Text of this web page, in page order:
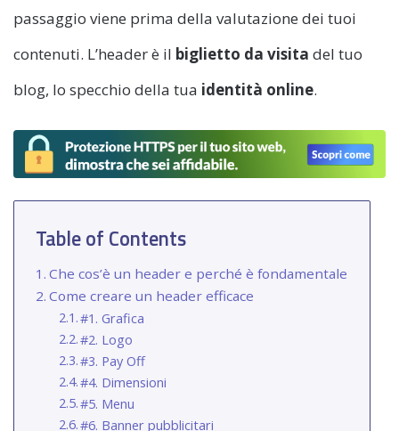
passaggio viene prima della valutazione dei tuoi
contenuti. L’header è il biglietto da visita del tuo
blog, lo specchio della tua identità online.
Table of Contents
Che cos’è un header e perché è fondamentale
Come creare un header efficace
#1. Grafica
#2. Logo
#3. Pay Off
#4. Dimensioni
#5. Menu
#6. Banner pubblicitari